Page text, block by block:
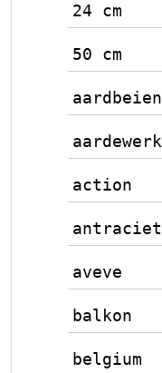
24 cm
50 cm
aardbeien
aardewerk
action
antraciet
aveve
balkon
belgium